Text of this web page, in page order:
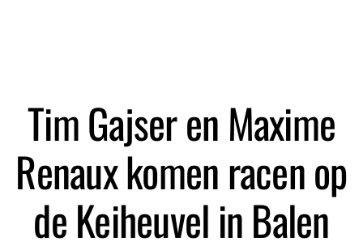
Tim Gajser en Maxime
Renaux komen racen op
de Keiheuvel in Balen